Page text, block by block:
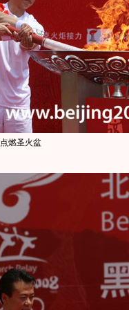
点燃圣火盆